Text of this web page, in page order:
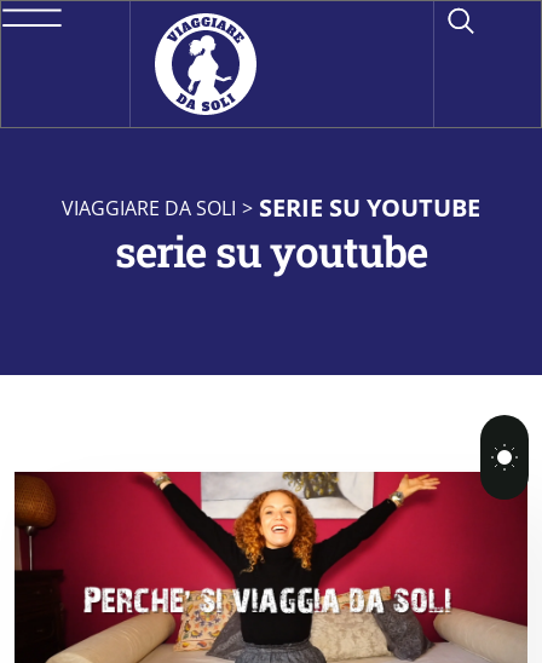
VIAGGIARE DA SOLI > SERIE SU YOUTUBE
serie su youtube